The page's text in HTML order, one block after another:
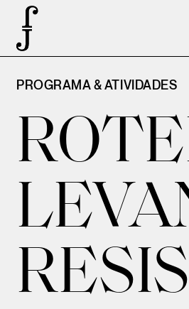
PROGRAMA & ATIVIDADES